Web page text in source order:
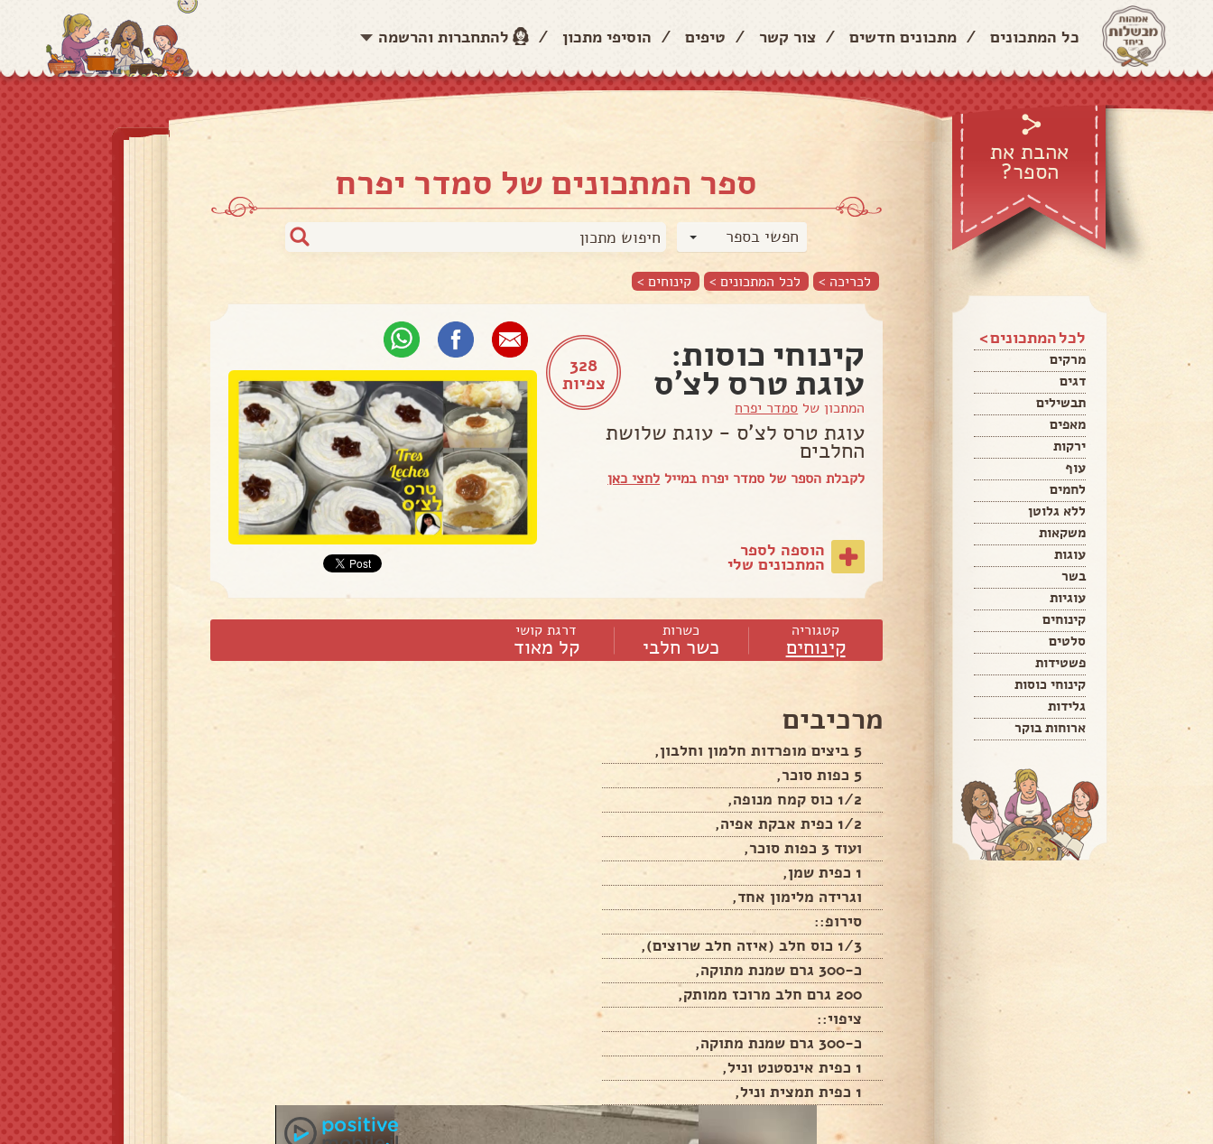
כל המתכונים / מתכונים חדשים / צור קשר / טיפים / הוסיפי מתכון / להתחברות והרשמה
אהבת את
הספר?
לכל המתכונים >
מרקים
דגים
תבשילים
מאפים
ירקות
עוף
לחמים
ללא גלוטן
משקאות
עוגות
בשר
עוגיות
קינוחים
סלטים
פשטידות
קינוחי כוסות
גלידות
ארוחות בוקר
ספר המתכונים של סמדר יפרח
חפשי בספר
לכריכה > לכל המתכונים > קינוחים >
328
צפיות
קינוחי כוסות:
עוגת טרס לצ'ס
המתכון של סמדר יפרח
עוגת טרס לצ'ס - עוגת שלושת
החלבים
לקבלת הספר של סמדר יפרח במייל לחצי כאן
הוספה לספר
המתכונים שלי
קטגוריה
קינוחים
כשרות
כשר חלבי
דרגת קושי
קל מאוד
מרכיבים
5 ביצים מופרדות חלמון וחלבון,
5 כפות סוכר,
1/2 כוס קמח מנופה,
1/2 כפית אבקת אפיה,
ועוד 3 כפות סוכר,
1 כפית שמן,
וגרידה מלימון אחד,
סירופ::
1/3 כוס חלב (איזה חלב שרוצים),
כ-300 גרם שמנת מתוקה,
200 גרם חלב מרוכז ממותק,
ציפוי::
כ-300 גרם שמנת מתוקה,
1 כפית אינסטנט וניל,
1 כפית תמצית וניל,